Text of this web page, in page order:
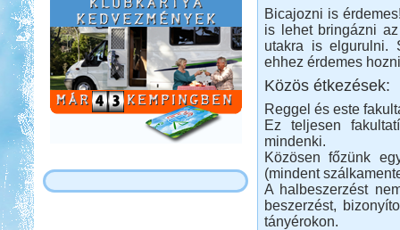
Bicajozni is
is lehet bringázni
utakra is elgurulni.
ehhez érdemes
Közös étkezések:
Reggel és este
Ez teljesen
mindenki.
Közösen főzünk
(mindent
A halbeszerzést
beszerzést,
tányérokon.